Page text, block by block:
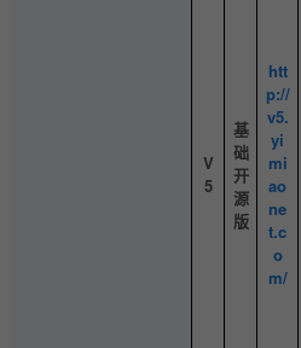
V
5
基
础
开
源
版
htt
p://
v5.
yi
mi
ao
ne
t.c
o
m/